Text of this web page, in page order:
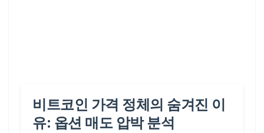
비트코인 가격 정체의 숨겨진 이
유: 옵션 매도 압박 분석